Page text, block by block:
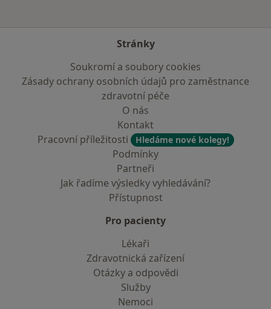
Stránky
Soukromí a soubory cookies
Zásady ochrany osobních údajů pro zaměstnance
zdravotní péče
O nás
Kontakt
Pracovní příležitosti
Hledáme nové kolegy!
Podmínky
Partneři
Jak řadíme výsledky vyhledávání?
Přístupnost
Pro pacienty
Lékaři
Zdravotnická zařízení
Otázky a odpovědi
Služby
Nemoci